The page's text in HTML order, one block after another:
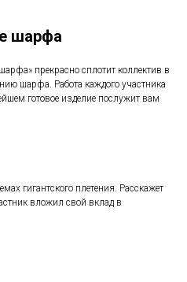
шарфа
прекрасно сплотит коллектив в
шарфа. Работа каждого участника
готовое изделие послужит вам
гигантского плетения. Расскажет
вложил свой вклад в